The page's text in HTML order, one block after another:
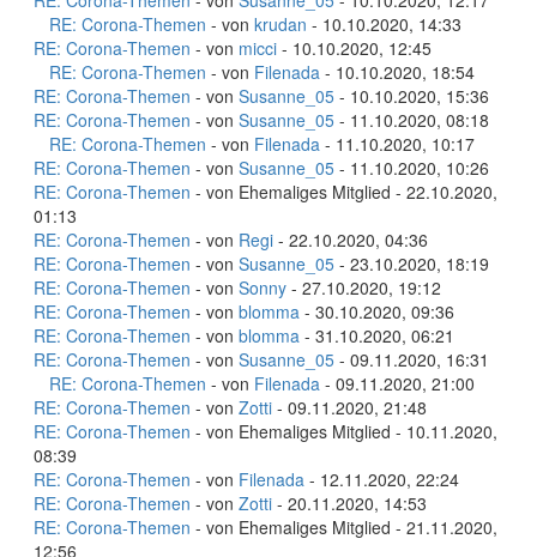
RE: Corona-Themen - von krudan - 10.10.2020, 14:33
RE: Corona-Themen - von micci - 10.10.2020, 12:45
RE: Corona-Themen - von Filenada - 10.10.2020, 18:54
RE: Corona-Themen - von Susanne_05 - 10.10.2020, 15:36
RE: Corona-Themen - von Susanne_05 - 11.10.2020, 08:18
RE: Corona-Themen - von Filenada - 11.10.2020, 10:17
RE: Corona-Themen - von Susanne_05 - 11.10.2020, 10:26
RE: Corona-Themen - von Ehemaliges Mitglied - 22.10.2020,
01:13
RE: Corona-Themen - von Regi - 22.10.2020, 04:36
RE: Corona-Themen - von Susanne_05 - 23.10.2020, 18:19
RE: Corona-Themen - von Sonny - 27.10.2020, 19:12
RE: Corona-Themen - von blomma - 30.10.2020, 09:36
RE: Corona-Themen - von blomma - 31.10.2020, 06:21
RE: Corona-Themen - von Susanne_05 - 09.11.2020, 16:31
RE: Corona-Themen - von Filenada - 09.11.2020, 21:00
RE: Corona-Themen - von Zotti - 09.11.2020, 21:48
RE: Corona-Themen - von Ehemaliges Mitglied - 10.11.2020,
08:39
RE: Corona-Themen - von Filenada - 12.11.2020, 22:24
RE: Corona-Themen - von Zotti - 20.11.2020, 14:53
RE: Corona-Themen - von Ehemaliges Mitglied - 21.11.2020,
12:56